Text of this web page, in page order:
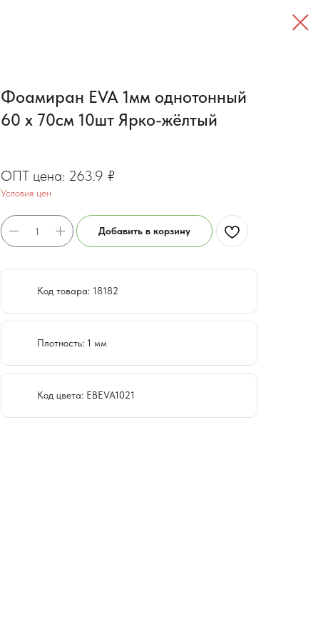
Фоамиран EVA 1мм однотонный
60 х 70см 10шт Ярко-жёлтый
263.9 ₽
Условия цен
Добавить в корзину
Код товара: 18182
Плотность: 1 мм
Код цвета: EBEVA1021